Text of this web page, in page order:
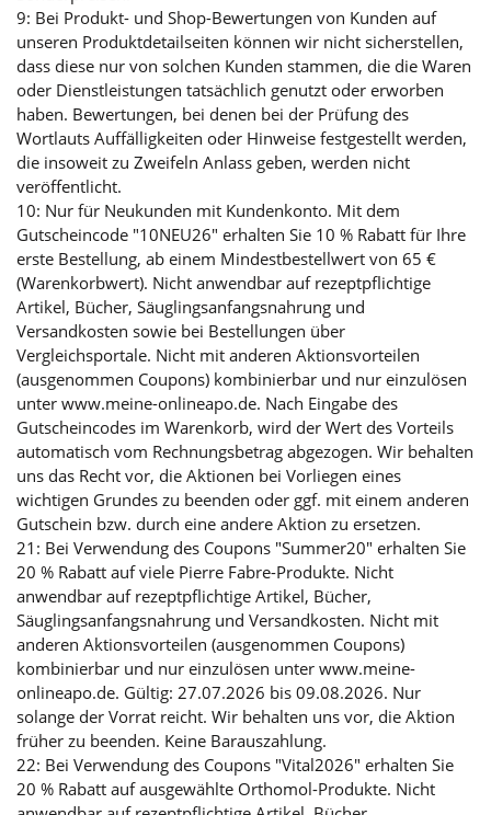
9: Bei Produkt- und Shop-Bewertungen von Kunden auf
unseren Produktdetailseiten können wir nicht sicherstellen,
dass diese nur von solchen Kunden stammen, die die Waren
oder Dienstleistungen tatsächlich genutzt oder erworben
haben. Bewertungen, bei denen bei der Prüfung des
Wortlauts Auffälligkeiten oder Hinweise festgestellt werden,
die insoweit zu Zweifeln Anlass geben, werden nicht
veröffentlicht.
10: Nur für Neukunden mit Kundenkonto. Mit dem
Gutscheincode "10NEU26" erhalten Sie 10 % Rabatt für Ihre
erste Bestellung, ab einem Mindestbestellwert von 65 €
(Warenkorbwert). Nicht anwendbar auf rezeptpflichtige
Artikel, Bücher, Säuglingsanfangsnahrung und
Versandkosten sowie bei Bestellungen über
Vergleichsportale. Nicht mit anderen Aktionsvorteilen
(ausgenommen Coupons) kombinierbar und nur einzulösen
unter www.meine-onlineapo.de. Nach Eingabe des
Gutscheincodes im Warenkorb, wird der Wert des Vorteils
automatisch vom Rechnungsbetrag abgezogen. Wir behalten
uns das Recht vor, die Aktionen bei Vorliegen eines
wichtigen Grundes zu beenden oder ggf. mit einem anderen
Gutschein bzw. durch eine andere Aktion zu ersetzen.
21: Bei Verwendung des Coupons "Summer20" erhalten Sie
20 % Rabatt auf viele Pierre Fabre-Produkte. Nicht
anwendbar auf rezeptpflichtige Artikel, Bücher,
Säuglingsanfangsnahrung und Versandkosten. Nicht mit
anderen Aktionsvorteilen (ausgenommen Coupons)
kombinierbar und nur einzulösen unter www.meine-
onlineapo.de. Gültig: 27.07.2026 bis 09.08.2026. Nur
solange der Vorrat reicht. Wir behalten uns vor, die Aktion
früher zu beenden. Keine Barauszahlung.
22: Bei Verwendung des Coupons "Vital2026" erhalten Sie
20 % Rabatt auf ausgewählte Orthomol-Produkte. Nicht